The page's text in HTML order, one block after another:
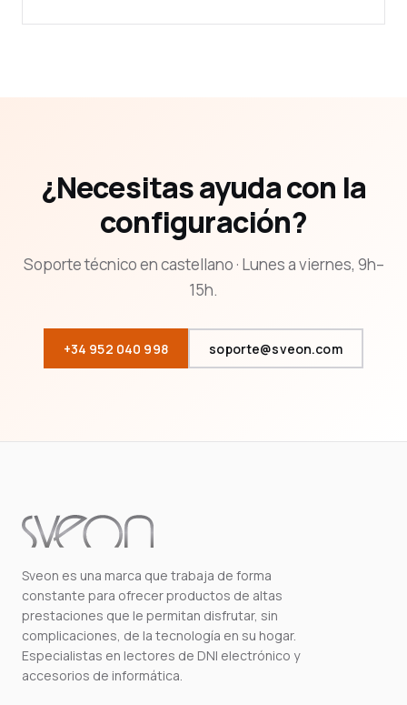
¿Necesitas ayuda con la
configuración?
Soporte técnico en castellano · Lunes a viernes, 9h–
15h.
+34 952 040 998 soporte@sveon.com
Sveon es una marca que trabaja de forma
constante para ofrecer productos de altas
prestaciones que le permitan disfrutar, sin
complicaciones, de la tecnología en su hogar.
Especialistas en lectores de DNI electrónico y
accesorios de informática.